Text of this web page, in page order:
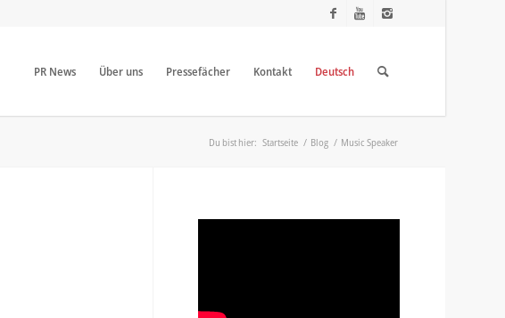
PR News Über uns Pressefächer Kontakt Deutsch
Du bist hier: Startseite / Blog / Music Speaker